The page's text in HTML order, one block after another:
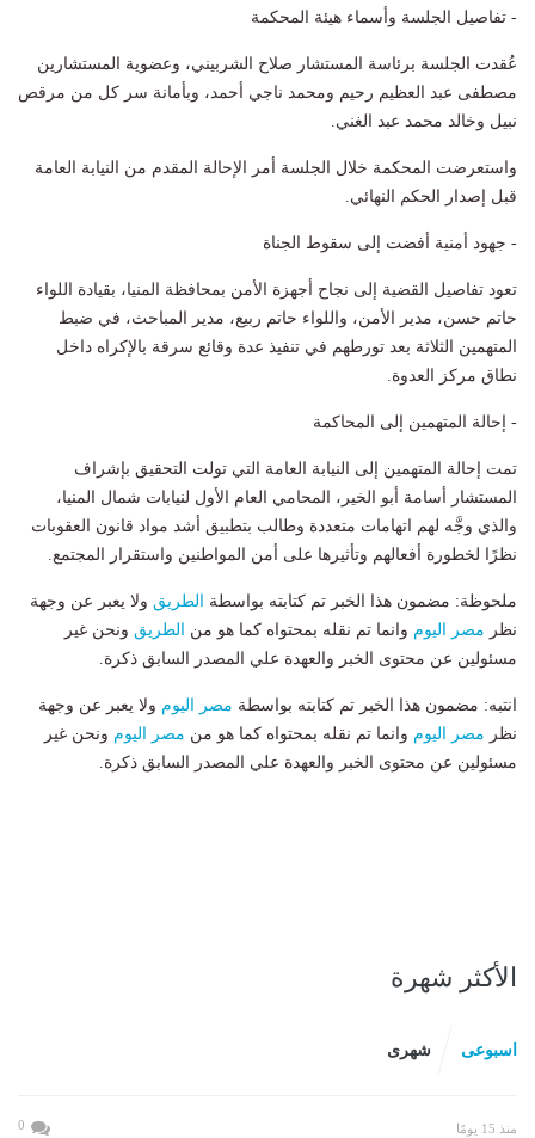
- تفاصيل الجلسة وأسماء هيئة المحكمة
عُقدت الجلسة برئاسة المستشار صلاح الشربيني، وعضوية المستشارين
مصطفى عبد العظيم رحيم ومحمد ناجي أحمد، وبأمانة سر كل من مرقص
نبيل وخالد محمد عبد الغني.
واستعرضت المحكمة خلال الجلسة أمر الإحالة المقدم من النيابة العامة
قبل إصدار الحكم النهائي.
- جهود أمنية أفضت إلى سقوط الجناة
تعود تفاصيل القضية إلى نجاح أجهزة الأمن بمحافظة المنيا، بقيادة اللواء
حاتم حسن، مدير الأمن، واللواء حاتم ربيع، مدير المباحث، في ضبط
المتهمين الثلاثة بعد تورطهم في تنفيذ عدة وقائع سرقة بالإكراه داخل
نطاق مركز العدوة.
- إحالة المتهمين إلى المحاكمة
تمت إحالة المتهمين إلى النيابة العامة التي تولت التحقيق بإشراف
المستشار أسامة أبو الخير، المحامي العام الأول لنيابات شمال المنيا،
والذي وجَّه لهم اتهامات متعددة وطالب بتطبيق أشد مواد قانون العقوبات
نظرًا لخطورة أفعالهم وتأثيرها على أمن المواطنين واستقرار المجتمع.
ملحوظة: مضمون هذا الخبر تم كتابته بواسطة الطريق ولا يعبر عن وجهة
نظر مصر اليوم وانما تم نقله بمحتواه كما هو من الطريق ونحن غير
مسئولين عن محتوى الخبر والعهدة علي المصدر السابق ذكرة.
انتبه: مضمون هذا الخبر تم كتابته بواسطة مصر اليوم ولا يعبر عن وجهة
نظر مصر اليوم وانما تم نقله بمحتواه كما هو من مصر اليوم ونحن غير
مسئولين عن محتوى الخبر والعهدة علي المصدر السابق ذكرة.
الأكثر شهرة
اسبوعى شهرى
منذ 15 يومًا 0